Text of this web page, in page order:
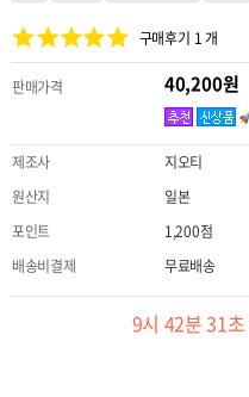
구매후기 1 개
판매가격 40,200원
제조사
지오티
원산지
일본
포인트
1,200점
배송비결제
무료배송
9시 42분 30초